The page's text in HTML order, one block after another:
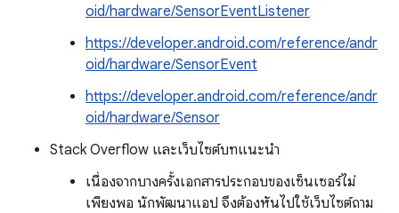
oid/hardware/SensorEventListener
https://developer.android.com/reference/andr
oid/hardware/SensorEvent
https://developer.android.com/reference/andr
oid/hardware/Sensor
Stack Overflow และเว็บไซต์บทแนะนำ
เนื่องจากบางครั้งเอกสารประกอบของเซ็นเซอร์ไม่
เพียงพอ นักพัฒนาแอป จึงต้องหันไปใช้เว็บไซต์ถาม